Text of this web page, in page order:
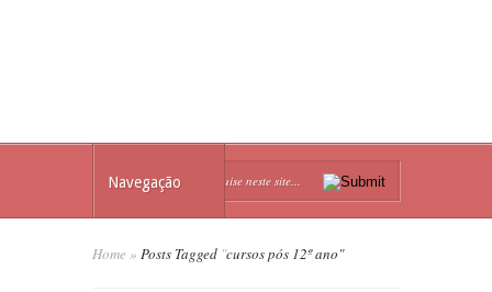
Navegação
Home » Posts Tagged "cursos pós 12º ano"